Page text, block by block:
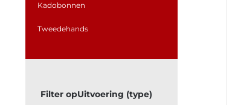
Kadobonnen
Tweedehands
Uitvoering (type)